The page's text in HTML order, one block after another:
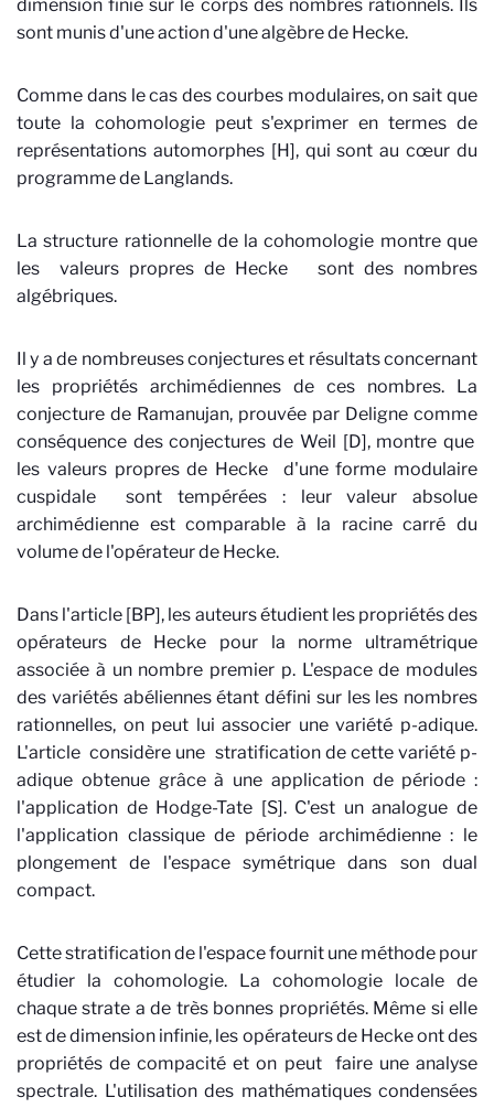
dimension finie sur le corps des nombres rationnels. Ils
sont munis d'une action d'une algèbre de Hecke.
Comme dans le cas des courbes modulaires, on sait que
toute la cohomologie peut s'exprimer en termes de
représentations automorphes [H], qui sont au cœur du
programme de Langlands.
La structure rationnelle de la cohomologie montre que
les valeurs propres de Hecke sont des nombres
algébriques.
Il y a de nombreuses conjectures et résultats concernant
les propriétés archimédiennes de ces nombres. La
conjecture de Ramanujan, prouvée par Deligne comme
conséquence des conjectures de Weil [D], montre que
les valeurs propres de Hecke d'une forme modulaire
cuspidale sont tempérées : leur valeur absolue
archimédienne est comparable à la racine carré du
volume de l'opérateur de Hecke.
Dans l'article [BP], les auteurs étudient les propriétés des
opérateurs de Hecke pour la norme ultramétrique
associée à un nombre premier p. L'espace de modules
des variétés abéliennes étant défini sur les les nombres
rationnelles, on peut lui associer une variété p-adique.
L'article considère une stratification de cette variété p-
adique obtenue grâce à une application de période :
l'application de Hodge-Tate [S]. C'est un analogue de
l'application classique de période archimédienne : le
plongement de l'espace symétrique dans son dual
compact.
Cette stratification de l'espace fournit une méthode pour
étudier la cohomologie. La cohomologie locale de
chaque strate a de très bonnes propriétés. Même si elle
est de dimension infinie, les opérateurs de Hecke ont des
propriétés de compacité et on peut faire une analyse
spectrale. L'utilisation des mathématiques condensées